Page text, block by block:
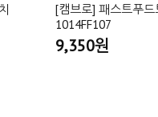
[캠브로] 패스트푸
1014FF107
9,350원